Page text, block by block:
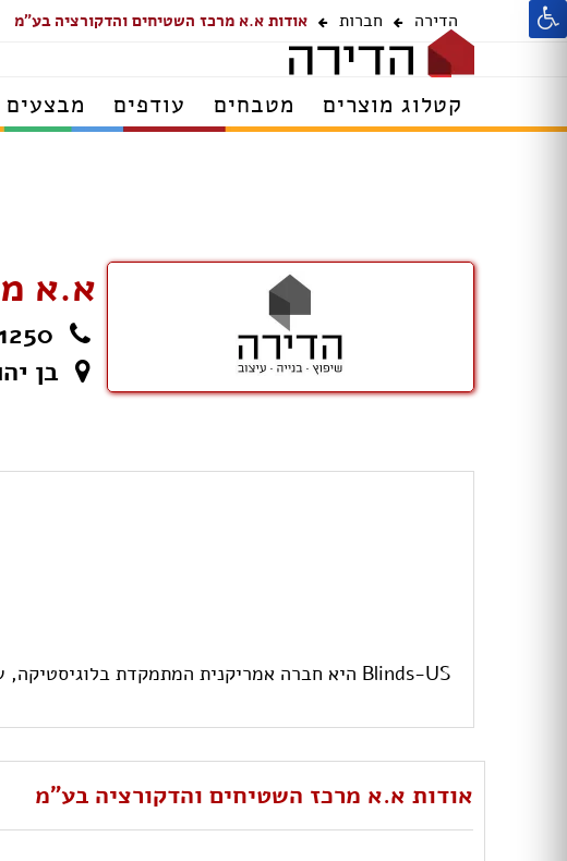
הדירה חברות אודות א.א מרכז השטיחים והדקורציה בע"מ
קטלוג מוצרים מטבחים עודפים מבצעים
א.א
בן
Blinds-US היא חברה אמריקנית המתמקדת בלוגיסטיקה, שירות איכותי ומוצרים אמינים
אודות א.א מרכז השטיחים והדקורציה בע"מ